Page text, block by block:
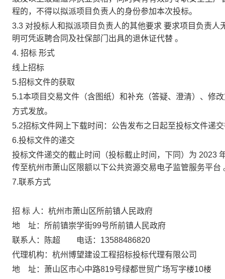
程的，不得以拟派项目负责人的身份参加本次投标。
3.3 对投标人和拟派项目负责人的其他要求 要求项目负责人
明可凭返聘合同及社保部门出具的退休证代替 。
4. 招标 形式
线上招标
5.招标文件的获取
5.1本项目交易文件（含图纸）和补充（答疑、澄清）、修
方式发放。
5.2招标文件网上下载时间： 公告发布之日起至投标文件递
6.投标文件的递交
投标文件递交的截止时间（投标截止时间，下同）为 2023
传至杭州市萧山区限额以下公共资源交易电子监管服务平台
7.联系方式
招 标 人： 杭州市萧山区所前镇人民政府
地
址： 所前镇崇学街99号所前镇人民政府
联系人：
陈超 电话： 13588486820
代理机构： 杭州博望建设工程招标投标代理有限公司
地
址： 萧山区市心中路819号绿都世贸广场写字楼10楼